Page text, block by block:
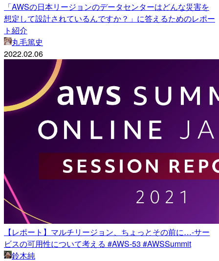
「AWSの日本リージョンのデータセンターはどんな災害を
想定して設計されているんですか？」に答えるためのレポー
ト紹介
丸毛篤史
2022.02.06
【レポート】マルチリージョン、ちょっとその前に…-サー
ビスの可用性について考える #AWS-53 #AWSSummit
鈴木純